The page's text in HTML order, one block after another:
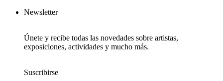
Newsletter
Únete y recibe todas las novedades sobre artistas,
exposiciones, actividades y mucho más.
Suscribirse